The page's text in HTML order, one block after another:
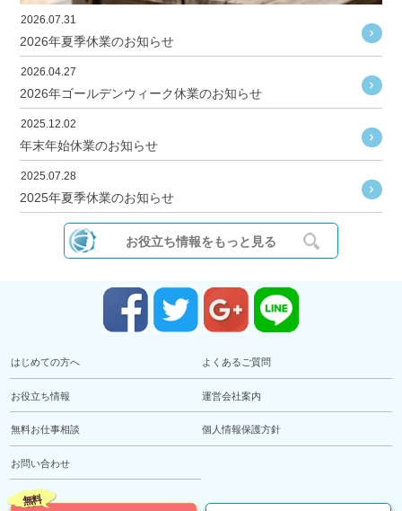
2026.07.31
2026年夏季休業のお知らせ
2026.04.27
2026年ゴールデンウィーク休業のお知らせ
2025.12.02
年末年始休業のお知らせ
2025.07.28
2025年夏季休業のお知らせ
お役立ち情報をもっと見る
はじめての方へ よくあるご質問
お役立ち情報 運営会社案内
無料お仕事相談 個人情報保護方針
お問い合わせ
無料